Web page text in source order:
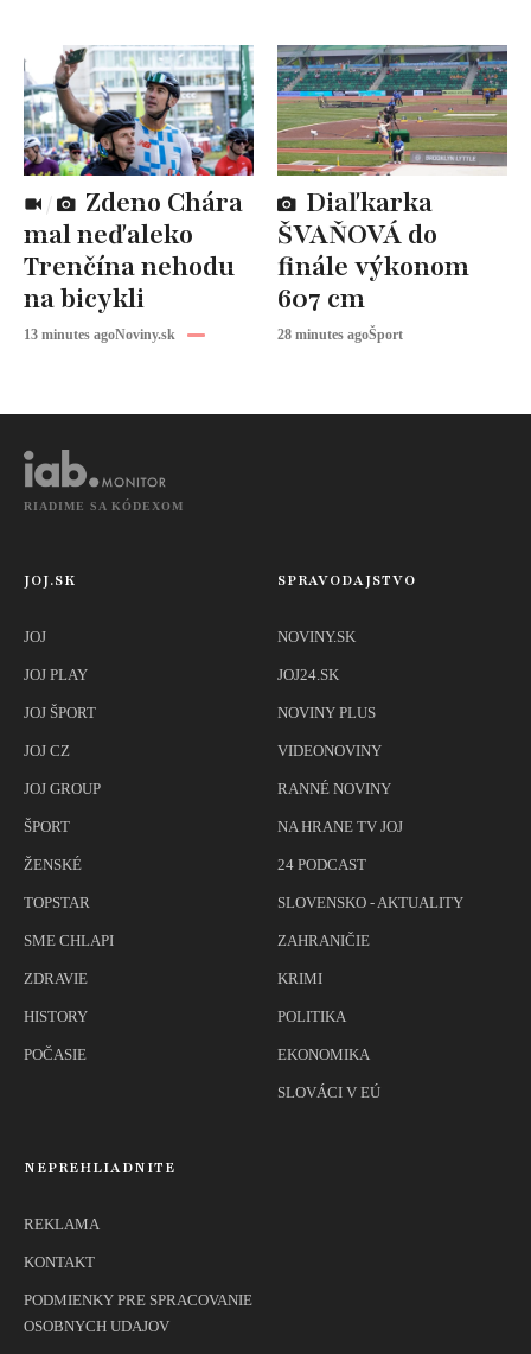
mal neďaleko
Trenčína nehodu
na bicykli
13 minutes agoNoviny.sk
ŠVAŇOVÁ do
finále výkonom
607 cm
28 minutes agoŠport
RIADIME SA KÓDEXOM
JOJ.SK
JOJ
JOJ PLAY
JOJ ŠPORT
JOJ CZ
JOJ GROUP
ŠPORT
ŽENSKÉ
TOPSTAR
SME CHLAPI
ZDRAVIE
HISTORY
POČASIE
SPRAVODAJSTVO
NOVINY.SK
JOJ24.SK
NOVINY PLUS
VIDEONOVINY
RANNÉ NOVINY
NA HRANE TV JOJ
24 PODCAST
SLOVENSKO - AKTUALITY
ZAHRANIČIE
KRIMI
POLITIKA
EKONOMIKA
SLOVÁCI V EÚ
NEPREHLIADNITE
REKLAMA
KONTAKT
PODMIENKY PRE SPRACOVANIE
OSOBNYCH UDAJOV